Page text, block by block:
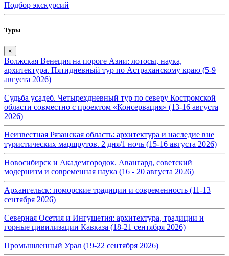
Подбор экскурсий
Туры
×
Волжская Венеция на пороге Азии: лотосы, наука,
архитектура. Пятидневный тур по Астраханскому краю (5-9
августа 2026)
Судьба усадеб. Четырехдневный тур по северу Костромской
области совместно с проектом «Консервация» (13-16 августа
2026)
Неизвестная Рязанская область: архитектура и наследие вне
туристических маршрутов. 2 дня/1 ночь (15-16 августа 2026)
Новосибирск и Академгородок. Авангард, советский
модернизм и современная наука (16 - 20 августа 2026)
Архангельск: поморские традиции и современность (11-13
сентября 2026)
Северная Осетия и Ингушетия: архитектура, традиции и
горные цивилизации Кавказа (18-21 сентября 2026)
Промышленный Урал (19-22 сентября 2026)